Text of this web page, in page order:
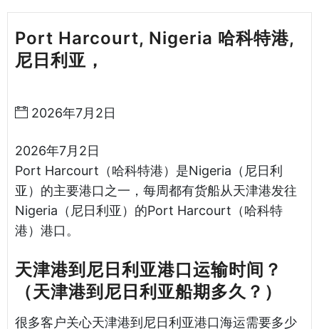
Port Harcourt, Nigeria 哈科特港,
尼日利亚，
2026年7月2日
2026年7月2日
Port Harcourt（哈科特港）是Nigeria（尼日利
亚）的主要港口之一，每周都有货船从天津港发往
Nigeria（尼日利亚）的Port Harcourt（哈科特
港）港口。
天津港到尼日利亚港口运输时间？
（天津港到尼日利亚船期多久？）
很多客户关心天津港到尼日利亚港口海运需要多少